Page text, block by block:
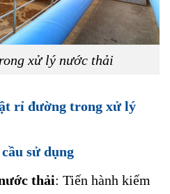
xử lý nước thải
rỉ đường trong xử lý
sử dụng
thải: Tiến hành kiểm